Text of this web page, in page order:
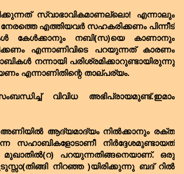
സ്വാഭാവികമാണല്ലൊ! എന്നാലും
എത്തിയവർ സഹകരിക്കണം പിന്നീട്
കേൾക്കാനും നബി(സ)യെ കാണാനും
എന്നാണിവിടെ പറയുന്നത് കാരണം
നന്നായി പരിശ്രമിക്കാറുണ്ടായിരുന്നു
എന്നാണിതിന്റെ താല്പര്യം.
വിവിധ അഭിപ്രായമുണ്ട്.ഇമാം
ആദ്യമാദ്യം നിൽക്കാനും രക്ത
സഹാബികളോടാണീ നിർദ്ദേശമുണ്ടായത്
പറയുന്നതിങ്ങനെയാണ്. ഒരു
നിറഞ്ഞ )യിരിക്കുന്നു ബദ് റിൽ